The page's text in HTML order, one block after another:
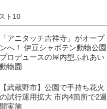
ト10
「アニタッチ吉祥寺」がオープ
ンへ！ 伊豆シャボテン動物公園
プロデュースの屋内型ふれあい
動物園
【武蔵野市】公園で手持ち花火
の試行運用拡大 市内4箇所で2週
間実施